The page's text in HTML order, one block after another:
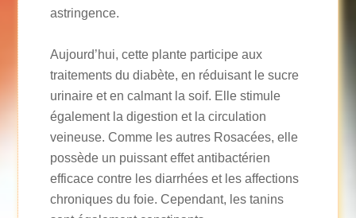
astringence.
Aujourd’hui, cette plante participe aux
traitements du diabète, en réduisant le sucre
urinaire et en calmant la soif. Elle stimule
également la digestion et la circulation
veineuse. Comme les autres Rosacées, elle
possède un puissant effet antibactérien
efficace contre les diarrhées et les affections
chroniques du foie. Cependant, les tanins